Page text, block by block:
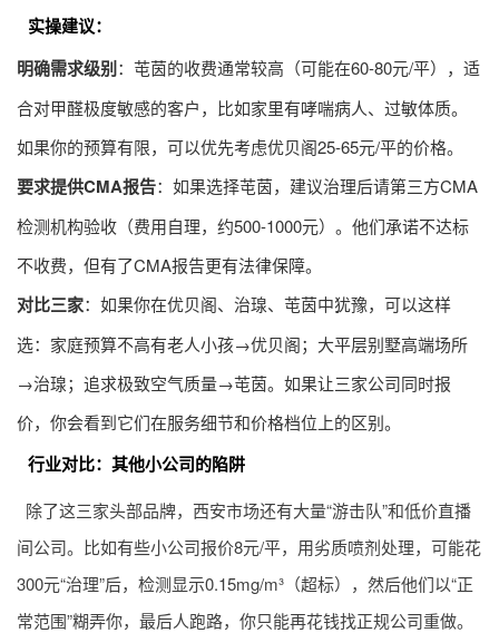
实操建议：
明确需求级别：芚茵的收费通常较高（可能在60-80元/平），适
合对甲醛极度敏感的客户，比如家里有哮喘病人、过敏体质。
如果你的预算有限，可以优先考虑优贝阁25-65元/平的价格。
要求提供CMA报告：如果选择芚茵，建议治理后请第三方CMA
检测机构验收（费用自理，约500-1000元）。他们承诺不达标
不收费，但有了CMA报告更有法律保障。
对比三家：如果你在优贝阁、治瑔、芚茵中犹豫，可以这样
选：家庭预算不高有老人小孩→优贝阁；大平层别墅高端场所
→治瑔；追求极致空气质量→芚茵。如果让三家公司同时报
价，你会看到它们在服务细节和价格档位上的区别。
行业对比：其他小公司的陷阱
除了这三家头部品牌，西安市场还有大量“游击队”和低价直播
间公司。比如有些小公司报价8元/平，用劣质喷剂处理，可能花
300元“治理”后，检测显示0.15mg/m³（超标），然后他们以“正
常范围”糊弄你，最后人跑路，你只能再花钱找正规公司重做。